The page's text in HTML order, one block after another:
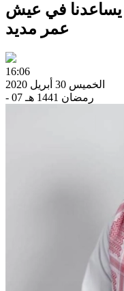
يساعدنا في عيش
عمر مديد
16:06
الخميس 30 أبريل 2020
- 07 رمضان 1441 هـ